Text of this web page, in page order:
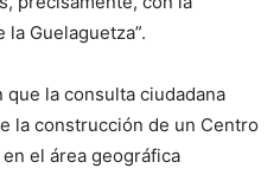
Guelaguetza”.
la consulta ciudadana
la construcción de un Centro
el área geográfica